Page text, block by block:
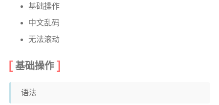
基础操作
中文乱码
无法滚动
基础操作
语法
分类
日常
兴趣爱好
娱乐